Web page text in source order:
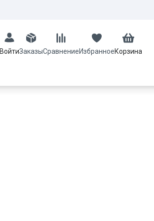
ВойтиЗаказыСравнениеИзбранноеКорзина